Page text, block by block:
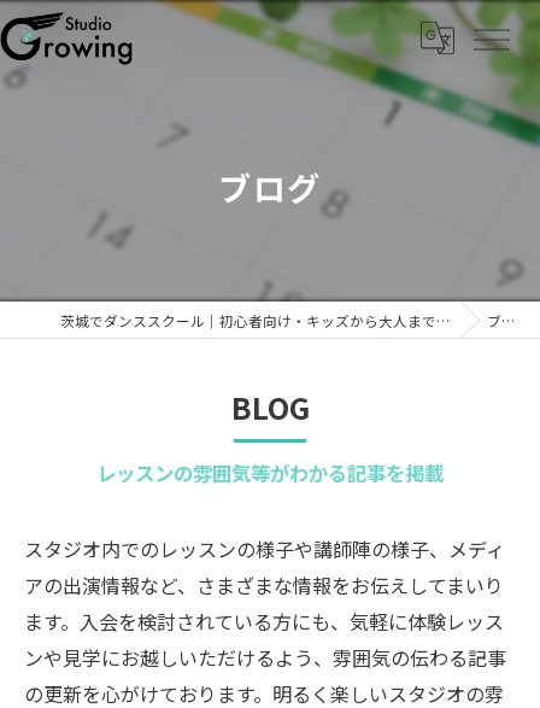
ブログ
茨城でダンススクール｜初心者向け・キッズから大人までKPOPなら「Studio Growing」 ブログ
BLOG
レッスンの雰囲気等がわかる記事を掲載
スタジオ内でのレッスンの様子や講師陣の様子、メディ
アの出演情報など、さまざまな情報をお伝えしてまいり
ます。入会を検討されている方にも、気軽に体験レッス
ンや見学にお越しいただけるよう、雰囲気の伝わる記事
の更新を心がけております。明るく楽しいスタジオの雰